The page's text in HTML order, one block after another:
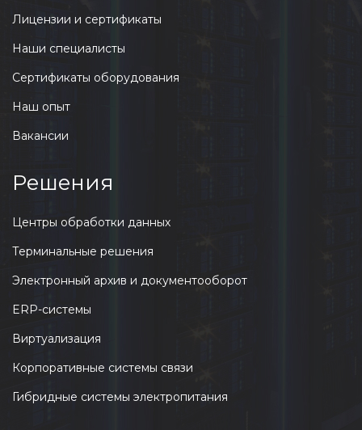
Лицензии и сертификаты
Наши специалисты
Сертификаты оборудования
Наш опыт
Вакансии
Решения
Центры обработки данных
Терминальные решения
Электронный архив и документооборот
ERP-системы
Виртуализация
Корпоративные системы связи
Гибридные системы электропитания